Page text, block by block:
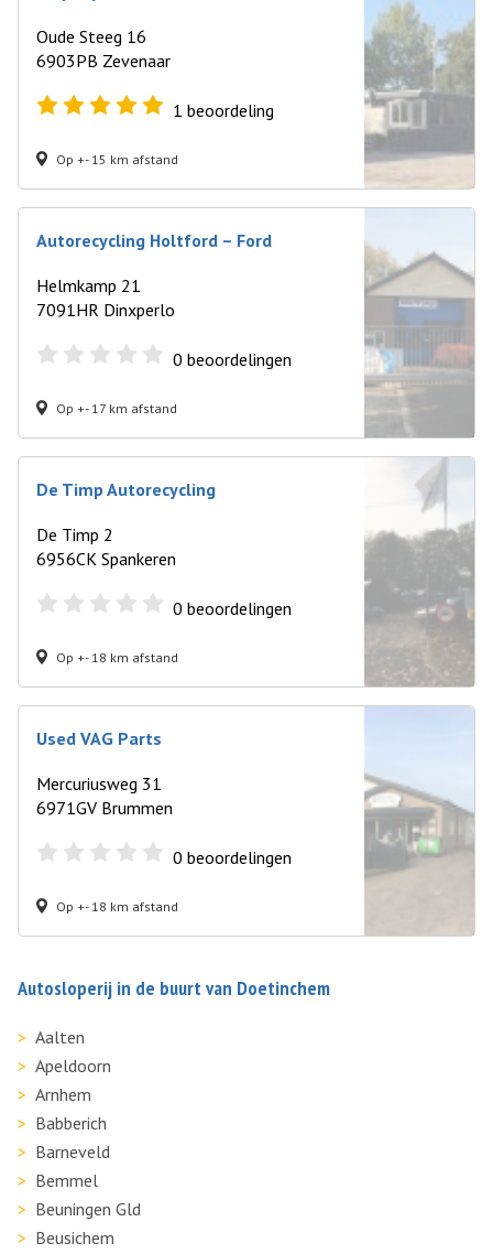
Oude Steeg 16
6903PB Zevenaar
1 beoordeling
Op +- 15 km afstand
Autorecycling Holtford – Ford
Helmkamp 21
7091HR Dinxperlo
0 beoordelingen
Op +- 17 km afstand
De Timp Autorecycling
De Timp 2
6956CK Spankeren
0 beoordelingen
Op +- 18 km afstand
Used VAG Parts
Mercuriusweg 31
6971GV Brummen
0 beoordelingen
Op +- 18 km afstand
Autosloperij in de buurt van Doetinchem
Aalten
Apeldoorn
Arnhem
Babberich
Barneveld
Bemmel
Beuningen Gld
Beusichem